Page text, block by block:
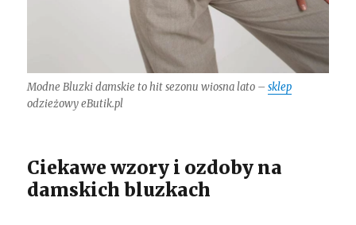
Modne Bluzki damskie to hit sezonu wiosna lato –sklep
odzieżowy eButik.pl
Ciekawe wzory i ozdoby na
damskich bluzkach